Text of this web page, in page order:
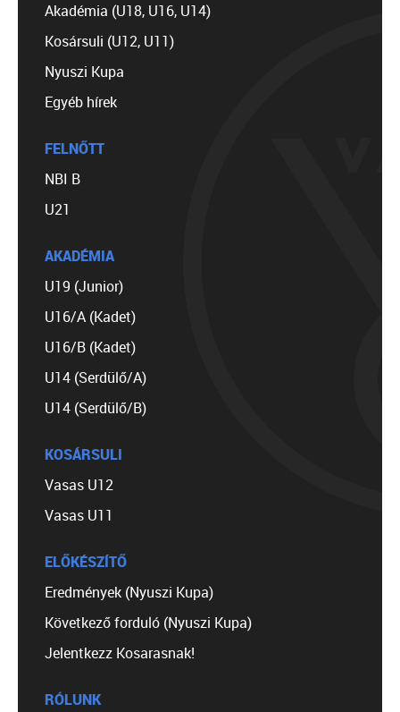
Akadémia (U18, U16, U14)
Kosársuli (U12, U11)
Nyuszi Kupa
Egyéb hírek
FELNŐTT
NBI B
U21
AKADÉMIA
U19 (Junior)
U16/A (Kadet)
U16/B (Kadet)
U14 (Serdülő/A)
U14 (Serdülő/B)
KOSÁRSULI
Vasas U12
Vasas U11
ELŐKÉSZÍTŐ
Eredmények (Nyuszi Kupa)
Következő forduló (Nyuszi Kupa)
Jelentkezz Kosarasnak!
RÓLUNK